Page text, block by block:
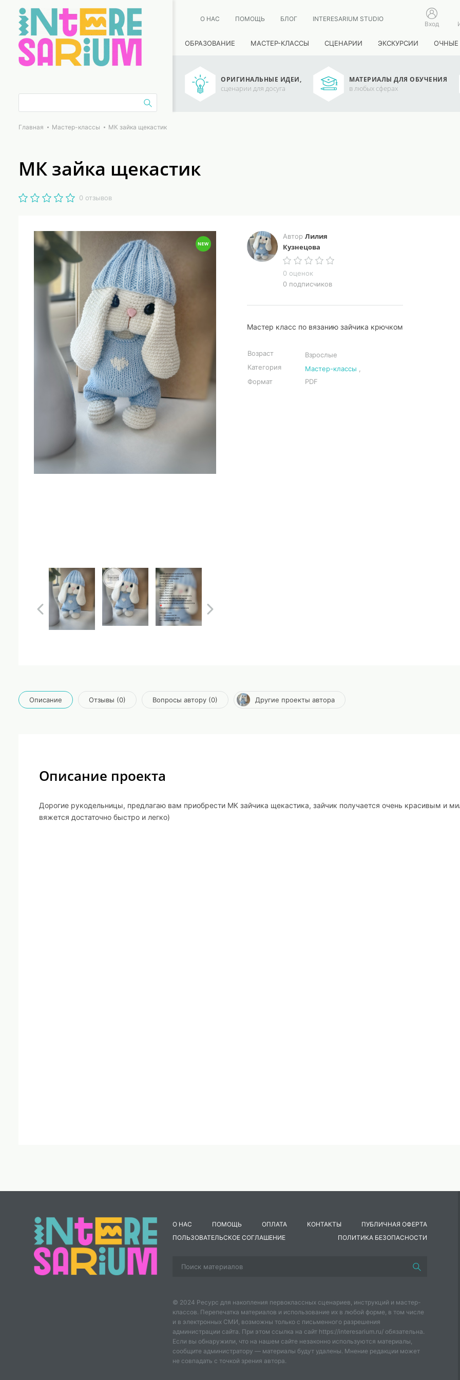
О НАС ПОМОЩЬ БЛОГ INTERESARIUM STUDIO
Вход
ОБРАЗОВАНИЕ МАСТЕР-КЛАССЫ СЦЕНАРИИ ЭКСКУРСИИ ОЧНЫЕ
ОРИГИНАЛЬНЫЕ ИДЕИ,
сценарии для досуга
МАТЕРИАЛЫ ДЛЯ ОБУЧЕНИЯ
в любых сферах
Главная Мастер-классы МК зайка щекастик
МК зайка щекастик
0 отзывов
Автор Лилия
Кузнецова
0 оценок
0 подписчиков
Мастер класс по вязанию зайчика крючком
Возраст
Взрослые
Категория
Мастер-классы
Формат
PDF
Описание Отзывы (0) Вопросы автору (0) Другие проекты автора
Описание проекта
Дорогие рукодельницы, предлагаю вам приобрести МК зайчика щекастика, зайчик получается очень красивым и
вяжется достаточно быстро и легко)
О НАС ПОМОЩЬ ОПЛАТА КОНТАКТЫ
ПУБЛИЧНАЯ ОФЕРТА
ПОЛЬЗОВАТЕЛЬСКОЕ СОГЛАШЕНИЕ
ПОЛИТИКА БЕЗОПАСНОСТИ
© 2024 Ресурс для накопления первоклассных сценариев, инструкций и мастер-
классов. Перепечатка материалов и использование их в любой форме, в том числе
и в электронных СМИ, возможны только с письменного разрешения
администрации сайта. При этом ссылка на сайт https://interesarium.ru/ обязательна.
Если вы обнаружили, что на нашем сайте незаконно используются материалы,
сообщите администратору — материалы будут удалены. Мнение редакции может
не совпадать с точкой зрения автора.